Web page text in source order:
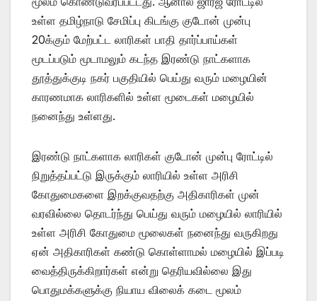
உள்ள தமிழ்நாடு சேமிப்பு கிடங்கு குடோன் முன்பு
20க்கும் மேற்பட்ட லாரிகள் பாதி தார்ப்பாய்கள்
மூடப்படும் மூடாமலும் கடந்த இரண்டு நாட்களாக
தூத்துக்குடி நகர் பகுதியில் பெய்து வரும் மழையின்
காரணமாக லாரிகளில் உள்ள மூடைகள் மழையில்
நனைந்து உள்ளது.
இரண்டு நாட்களாக லாரிகள் குடோன் முன்பு ரோட்டில்
நிறுத்தப்பட்டு இருக்கும் லாரியில் உள்ள அரிசி
கோதுமைகளை இறக்குவதற்கு அதிகாரிகள் முன்
வரவில்லை தொடர்ந்து பெய்து வரும் மழையில் லாரியில்
உள்ள அரிசி கோதுமை மூலைகள் நனைந்து வருகிறது
ஏன் அதிகாரிகள் கண்டு கொள்ளாமல் மழையில் இப்படி
வைத்திருக்கிறார்கள் என்று தெரியவில்லை இது
பொதுமக்களுக்கு நியாய விலைக் கடை மூலம்